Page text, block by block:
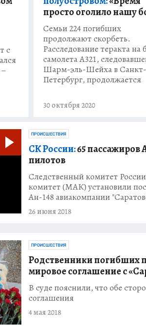
с
просто оголило нашу
Семьи 224 погибших
продолжают скорбеть.
Расследование теракта на
самолета A321,
Шарм-эль-Шейха в Санкт-
Петербург, продолжается
30 октября 2020
ПРОИСШЕСТВИЯ
CК России:65 пассажиров
пилотов
Следственный комитет
комитет (МАК) установили
Ан-148 авиакомпании
26 июня 2018
ПРОИСШЕСТВИЯ
Родственники погибших
мировое соглашение с
В суде пояснили, что обе
соглашения
4 мая 2018